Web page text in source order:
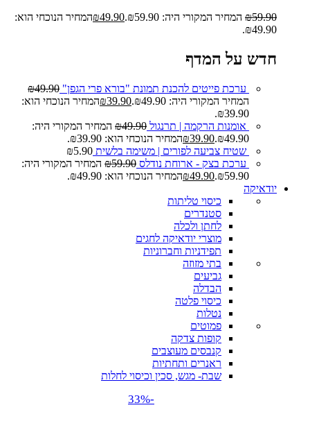
₪59.90 המחיר המקורי היה: ₪59.90. ₪49.90
המחיר הנוכחי הוא:
₪49.90.
חדש על המדף
ערכת פייטים להכנת תמונת "בורא פרי הגפן" ₪49.90
המחיר המקורי היה: ₪49.90.
₪39.90
המחיר הנוכחי הוא:
₪39.90.
אומנות הרקמה | תרנגול
₪49.90
המחיר המקורי היה:
₪49.90.
₪39.90
המחיר הנוכחי הוא: ₪39.90.
שטיח צביעה לפורים | משימה בלשית
₪5.90
ערכת בצק - ארוחת נודלס
₪59.90
המחיר המקורי היה:
₪59.90.
₪49.90
המחיר הנוכחי הוא: ₪49.90.
יודאיקה
כיסוי טליתות
סטנדרים
לחתן ולכלה
מוצרי יודאיקה לחגים
תפידניות וחברוניות
בתי מזוזה
גביעים
הבדלה
כיסוי פלטה
נטלות
פמוטים
קופות צדקה
קנבסים מעוצבים
ראנרים ותחתיות
שבת- מגש, סכין וכיסוי לחלות
-33%